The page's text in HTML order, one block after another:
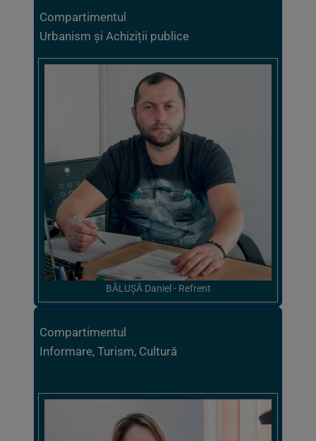
Compartimentul
Urbanism și Achiziții publice
BĂLUȘĂ Daniel - Refrent
Compartimentul
Informare, Turism, Cultură